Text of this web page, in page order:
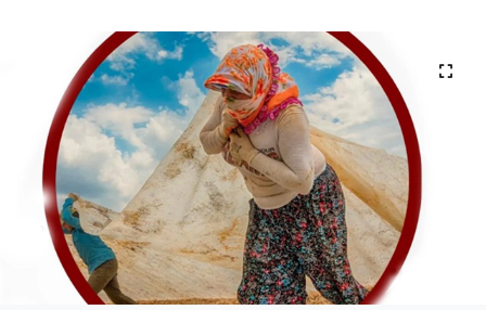
ÇEVRE
İLÇELER
RESMİ İLANLAR
KÜLTÜR
TURİZM